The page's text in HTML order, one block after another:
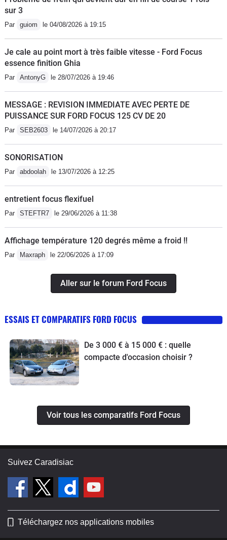
sur 3
Par guiom le 04/08/2026 à 19:15
Je cale au point mort à très faible vitesse - Ford Focus
essence finition Ghia
Par AntonyG le 28/07/2026 à 19:46
MESSAGE : REVISION IMMEDIATE AVEC PERTE DE
PUISSANCE SUR FORD FOCUS 125 CV DE 20
Par SEB2603 le 14/07/2026 à 20:17
SONORISATION
Par abdoolah le 13/07/2026 à 12:25
entretient focus flexifuel
Par STEFTR7 le 29/06/2026 à 11:38
Affichage température 120 degrés même a froid !!
Par Maxraph le 22/06/2026 à 17:09
Aller sur le forum Ford Focus
ESSAIS ET COMPARATIFS FORD FOCUS
De 3 000 € à 15 000 € : quelle
compacte d'occasion choisir ?
Voir tous les comparatifs Ford Focus
Suivez Caradisiac
Téléchargez nos applications mobiles